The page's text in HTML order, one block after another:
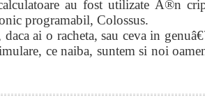
au fost utilizate Ã®n
programabil, Colossus.
daca ai o racheta, sau ceva in
ce naiba, suntem si noi